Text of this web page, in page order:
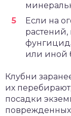
Если на
или иной
Клубни
их
посадки